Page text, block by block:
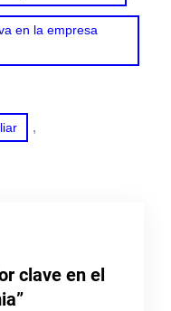
en la empresa
,
clave en el